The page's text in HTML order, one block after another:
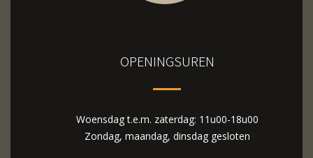
OPENINGSUREN
Woensdag t.e.m. zaterdag: 11u00-18u00
Zondag, maandag, dinsdag gesloten